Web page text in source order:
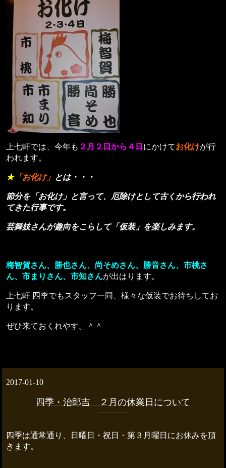
上七軒では、今年も ２月２日から４日 にかけてお化けが行
われます。
★「お化け」 とは・・・
節分を「お化け」と言って、厄除けとして古くから行われ
てきた行事です。
芸舞妓さんが趣向をこらして「仮装」を楽しみます。
梅智賀さん、勝也さん、尚そめさん、勝音さん、市桃さ
ん、市まりさん、市知さんが出はります。
上七軒 四季でもスタッフ一同、様々な仮装でお待ちしてお
ります。
ぜひ来ておくれやす。＾＾
2017-01-10
四季・治郎吉 ２月の休業日について
四季は通常通り、日曜日・祝日・第３月曜日にお休みを頂
きます。